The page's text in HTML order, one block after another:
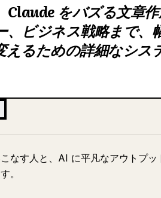
をバズる文章作
、ビジネス戦略まで、
えるための詳細なシス
なす人と、AI に平凡なアウトプッ
。